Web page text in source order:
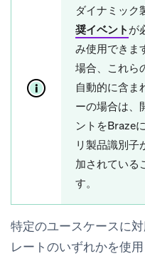
ダイナミック
奨イベントが
み使用できま
場合、これら
自動的に含ま
ーの場合は、
ントをBraze
リ製品識別子
加されている
す。
特定のユースケースに
レートのいずれかを使